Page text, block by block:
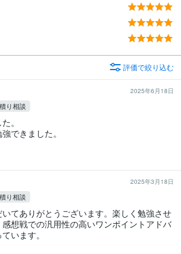
評価で絞り込む
2025年6月18日
り相談
。
できました。
2025年3月18日
り相談
てありがとうございます。楽しく勉強させ
想戦での汎用性の高いワンポイントアドバ
います。